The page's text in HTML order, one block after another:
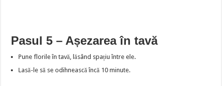
Pasul 5 – Așezarea în tavă
Pune florile în tavă, lăsând spațiu între ele.
Lasă-le să se odihnească încă 10 minute.